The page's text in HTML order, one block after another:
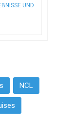
UND
NCL